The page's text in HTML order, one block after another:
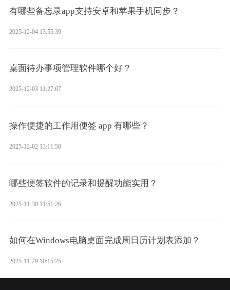
有哪些备忘录app支持安卓和苹果手机同步？
2025-12-04 13:55:39
桌面待办事项管理软件哪个好？
2025-12-03 11:27:07
操作便捷的工作用便签 app 有哪些？
2025-12-02 13:11:50
哪些便签软件的记录和提醒功能实用？
2025-11-30 11:51:26
如何在Windows电脑桌面完成周日历计划表添加？
2025-11-29 10:15:25